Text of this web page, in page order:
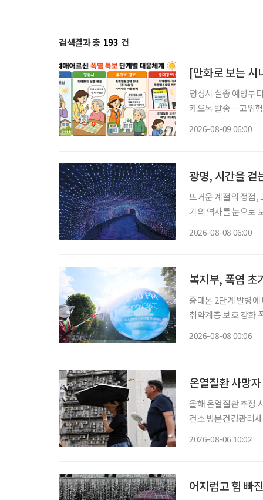
검색결과 총 193 건
[만화로 보는 시
평상시 실종 예방부
카오톡 발송…고위험군 매일 확인 폭염이 심해지면서
2026-08-09 06:00
광명, 시간을 걷
뜨거운 계절의 정점,
기의 역사를 눈으로
2026-08-08 06:00
복지부, 폭염 초
중대본 2단계 발령
취약계층 보호 강화 폭염
2026-08-08 00:06
온열질환 사망
올해 온열질환 추정
건소 방문건강관리사업 통해 폭
2026-08-06 10:02
어지럽고 힘 빠